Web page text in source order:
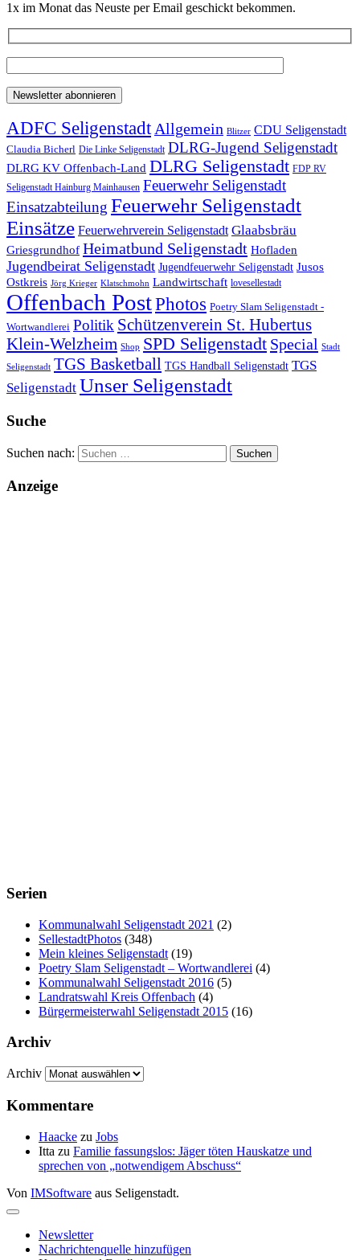
1x im Monat das Neuste per Email geschickt bekommen.
ADFC SeligenstadtAllgemein Blitzer CDU Seligenstadt
Claudia Bicherl Die Linke Seligenstadt DLRG-Jugend Seligenstadt
DLRG KV Offenbach-Land DLRG Seligenstadt FDP RV
Seligenstadt Hainburg Mainhausen Feuerwehr Seligenstadt
Einsatzabteilung Feuerwehr Seligenstadt
Einsätze Feuerwehrverein Seligenstadt Glaabsbräu
Griesgrundhof Heimatbund Seligenstadt Hofladen
Jugendbeirat Seligenstadt Jugendfeuerwehr Seligenstadt Jusos
Ostkreis Jörg Krieger Klatschmohn Landwirtschaft lovesellestadt
Offenbach PostPhotos Poetry Slam Seligenstadt -
Wortwandlerei Politik Schützenverein St. Hubertus
Klein-Welzheim Shop SPD Seligenstadt Special Stadt
Seligenstadt TGS Basketball TGS Handball Seligenstadt TGS
Seligenstadt Unser Seligenstadt
Suche
Suchen nach:
Anzeige
Serien
Kommunalwahl Seligenstadt 2021 (2)
SellestadtPhotos (348)
Mein kleines Seligenstadt (19)
Poetry Slam Seligenstadt – Wortwandlerei (4)
Kommunalwahl Seligenstadt 2016 (5)
Landratswahl Kreis Offenbach (4)
Bürgermeisterwahl Seligenstadt 2015 (16)
Archiv
Archiv
Kommentare
Haacke zu Jobs
Itta zu Familie fassungslos: Jäger töten Hauskatze und
sprechen von „notwendigem Abschuss“
Von IMSoftware aus Seligenstadt.
Newsletter
Nachrichtenquelle hinzufügen